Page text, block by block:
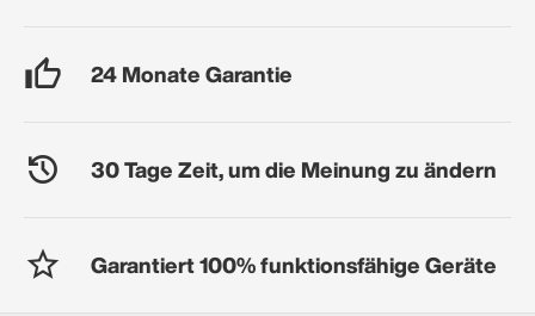
24 Monate Garantie
30 Tage Zeit, um die Meinung zu ändern
Garantiert 100% funktionsfähige Geräte